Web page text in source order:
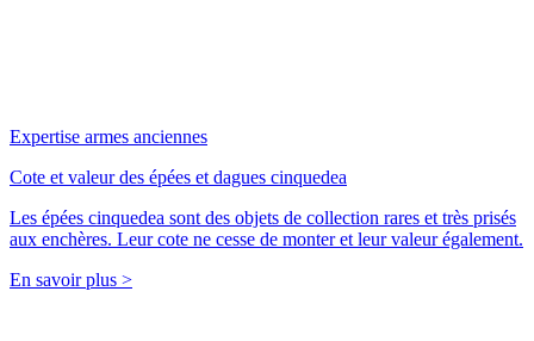
Expertise armes anciennes
Cote et valeur des épées et dagues cinquedea
Les épées cinquedea sont des objets de collection rares et très prisés
aux enchères. Leur cote ne cesse de monter et leur valeur également.
En savoir plus >